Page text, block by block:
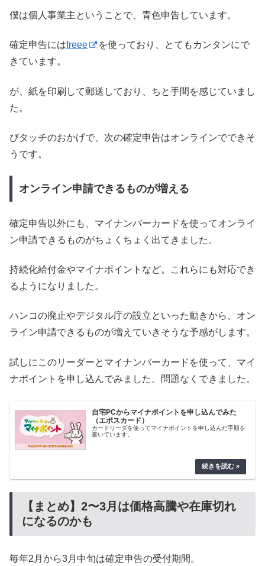
僕は個人事業主ということで、青色申告しています。
確定申告にはfreee
を使っており、とてもカンタンにで
きています。
が、紙を印刷して郵送しており、ちと手間を感じていまし
た。
ぴタッチのおかげで、次の確定申告はオンラインでできそ
うです。
オンライン申請できるものが増える
確定申告以外にも、マイナンバーカードを使ってオンライ
ン申請できるものがちょくちょく出てきました。
持続化給付金やマイナポイントなど。これらにも対応でき
るようになりました。
ハンコの廃止やデジタル庁の設立といった動きから、オン
ライン申請できるものが増えていきそうな予感がします。
試しにこのリーダーとマイナンバーカードを使って、マイ
ナポイントを申し込んでみました。問題なくできました。
自宅PCからマイナポイントを申し込んでみた
（エポスカード）
カードリーダを使ってマイナポイントを申し込んだ手順を
書いています。
【まとめ】2〜3月は価格高騰や在庫切れ
になるのかも
毎年2月から3月中旬は確定申告の受付期間。